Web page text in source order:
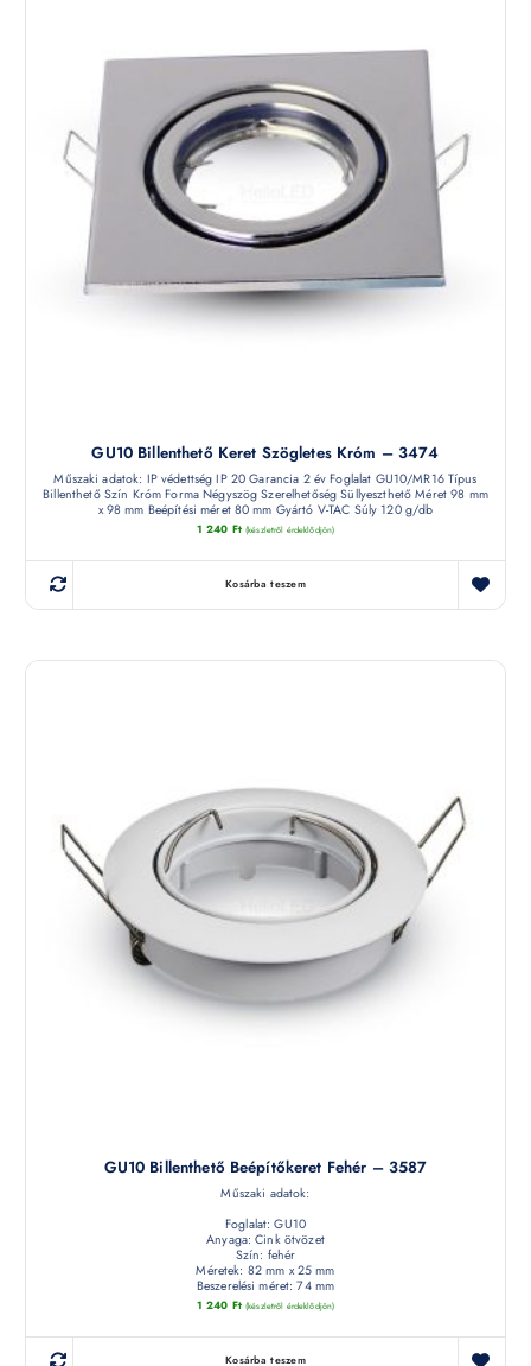
GU10 Billenthető Keret Szögletes Króm – 3474
Műszaki adatok: IP védettség IP 20 Garancia 2 év Foglalat GU10/MR16 Típus
Billenthető Szín Króm Forma Négyszög Szerelhetőség Süllyeszthető Méret 98 mm
x 98 mm Beépítési méret 80 mm Gyártó V-TAC Súly 120 g/db
1 240 Ft (készletről érdeklődjön)
Kosárba teszem
GU10 Billenthető Beépítőkeret Fehér – 3587
Műszaki adatok:
Foglalat: GU10
Anyaga: Cink ötvözet
Szín: fehér
Méretek: 82 mm x 25 mm
Beszerelési méret: 74 mm
1 240 Ft (készletről érdeklődjön)
Kosárba teszem